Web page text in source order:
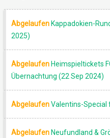
GUTSCHEIN
Abgelaufen Kappadokien-
2025)
Abgelaufen Heimspieltickets
Übernachtung (22 Sep 2024)
AbgelaufenValentins-Special
Abgelaufen Neufundland &